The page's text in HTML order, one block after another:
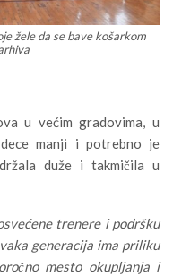
žele da se bave košarkom
u većim gradovima, u
manji i potrebno je
duže i takmičila u
trenere i podršku
generacija ima priliku
mesto okupljanja i